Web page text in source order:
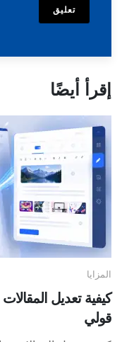
تعليق
إقرأ أيضًا
المزايا
كيفية تعديل
قولي